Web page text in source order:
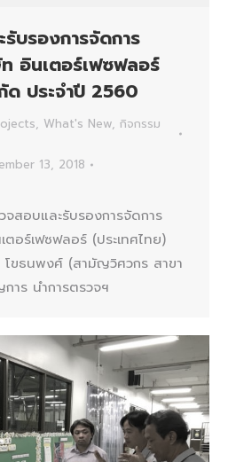
บรองการจัดการ
อินเตอร์เฟซฟลอร์
ด ประจำปี 2560
, What's New, กิจกรรม
13, 2018
สอบและรับรองการจัดการ
ร์เฟซฟลอร์ (ประเทศไทย)
ขธนพงศ์ (สามัญวิศวกร สาขา
าร นำการตรวจฯ